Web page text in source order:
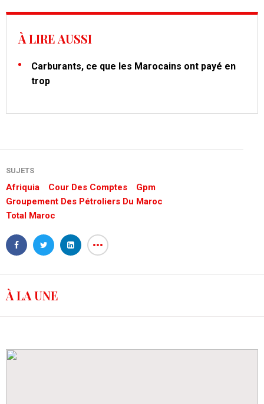
À LIRE AUSSI
Carburants, ce que les Marocains ont payé en
trop
SUJETS
Afriquia Cour Des Comptes
Gpm
Groupement Des Pétroliers Du Maroc
Total Maroc
À LA UNE